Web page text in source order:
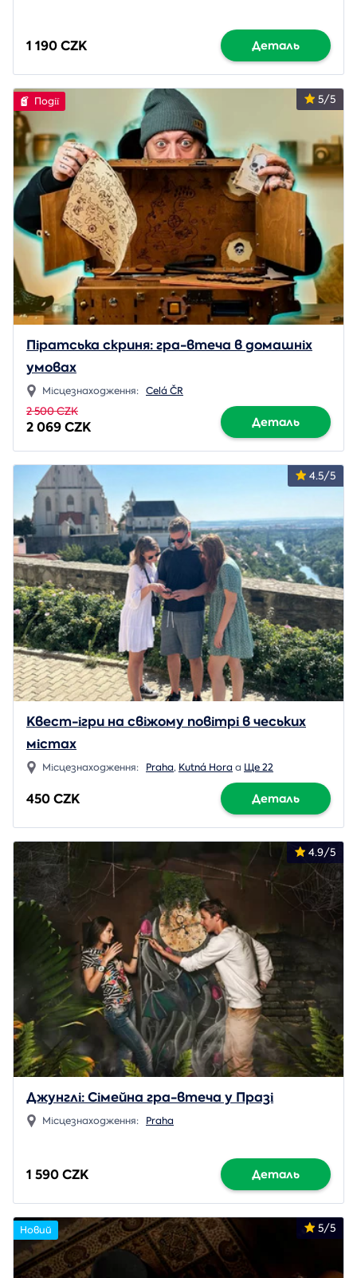
1 190 CZK Деталь
5/5
Події
Піратська скриня: гра-втеча в домашніх
умовах
Місцезнаходження: Celá ČR
2 500 CZK
2 069 CZK Деталь
4.5/5
Квест-ігри на свіжому повітрі в чеських
містах
Місцезнаходження: Praha, Kutná Hora a Ще 22
450 CZK Деталь
4.9/5
Джунглі: Сімейна гра-втеча у Празі
Місцезнаходження: Praha
1 590 CZK Деталь
5/5
Новий